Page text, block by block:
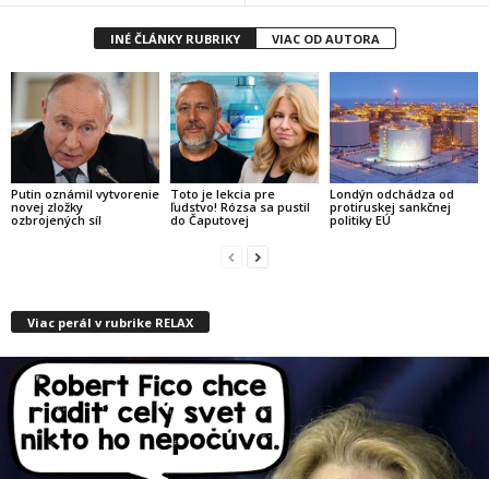
INÉ ČLÁNKY RUBRIKY VIAC OD AUTORA
Putin oznámil vytvorenie
novej zložky
ozbrojených síl
Toto je lekcia pre
ľudstvo! Rózsa sa pustil
do Čaputovej
Londýn odchádza od
protiruskej sankčnej
politiky EÚ
Viac perál v rubrike RELAX